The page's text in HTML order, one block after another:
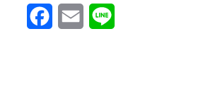
Facebook
Email